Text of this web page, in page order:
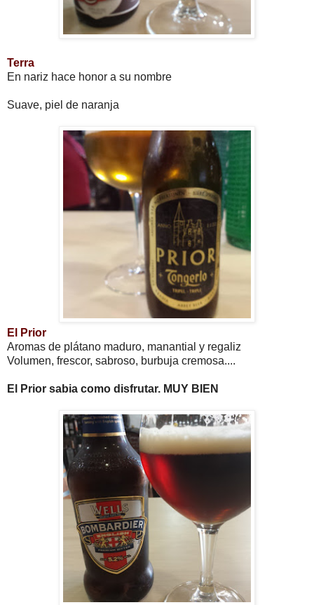
Terra
En nariz hace honor a su nombre
Suave, piel de naranja
El Prior
Aromas de plátano maduro, manantial y regaliz
Volumen, frescor, sabroso, burbuja cremosa....
El Prior sabia como disfrutar. MUY BIEN